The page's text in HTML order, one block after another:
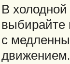
В
выбирайте
с
движением.